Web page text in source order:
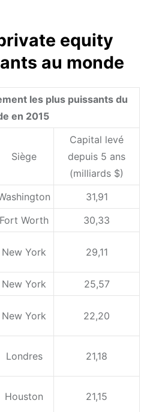
equity
au monde
les plus puissants du
en 2015
Siège
Capital levé
depuis 5 ans
(milliards $)
31,91
Fort Worth 30,33
New York 29,11
New York 25,57
New York 22,20
Londres 21,18
Houston 21,15